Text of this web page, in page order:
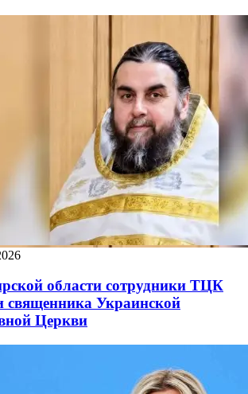
области сотрудники ТЦК
священника Украинской
Церкви